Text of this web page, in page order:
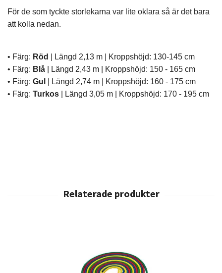
För de som tyckte storlekarna var lite oklara så är det bara
att kolla nedan.
• Färg: Röd Längd 2,13 m
| Kroppshöjd: 130-145 cm
• Färg: Blå | Längd 2,43 m
| Kroppshöjd: 150 - 165 cm
• Färg: Gul | Längd 2,74 m
| Kroppshöjd: 160 - 175 cm
• Färg: Turkos Längd 3,05 m | Kroppshöjd: 170 - 195 cm